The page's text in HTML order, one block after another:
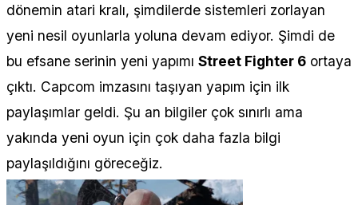
dönemin atari kralı, şimdilerde sistemleri zorlayan
yeni nesil oyunlarla yoluna devam ediyor. Şimdi de
bu efsane serinin yeni yapımı Street Fighter 6 ortaya
çıktı. Capcom imzasını taşıyan yapım için ilk
paylaşımlar geldi. Şu an bilgiler çok sınırlı ama
yakında yeni oyun için çok daha fazla bilgi
paylaşıldığını göreceğiz.